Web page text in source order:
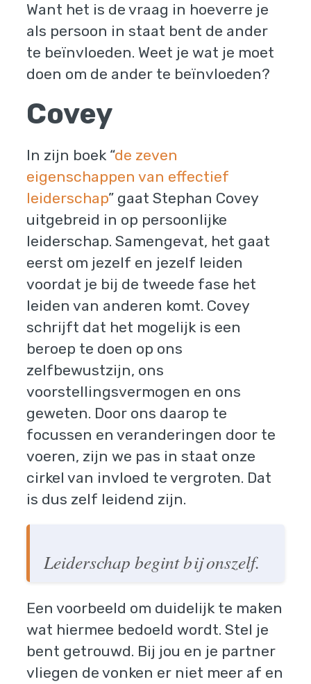
Want het is de vraag in hoeverre je
als persoon in staat bent de ander
te beïnvloeden. Weet je wat je moet
doen om de ander te beïnvloeden?
Covey
In zijn boek “de zeven
eigenschappen van effectief
leiderschap” gaat Stephan Covey
uitgebreid in op persoonlijke
leiderschap. Samengevat, het gaat
eerst om jezelf en jezelf leiden
voordat je bij de tweede fase het
leiden van anderen komt. Covey
schrijft dat het mogelijk is een
beroep te doen op ons
zelfbewustzijn, ons
voorstellingsvermogen en ons
geweten. Door ons daarop te
focussen en veranderingen door te
voeren, zijn we pas in staat onze
cirkel van invloed te vergroten. Dat
is dus zelf leidend zijn.
Leiderschap begint bij onszelf.
Een voorbeeld om duidelijk te maken
wat hiermee bedoeld wordt. Stel je
bent getrouwd. Bij jou en je partner
vliegen de vonken er niet meer af en